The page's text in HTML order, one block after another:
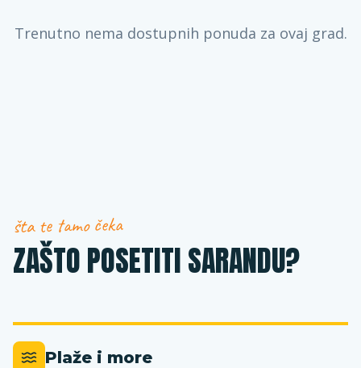
Trenutno nema dostupnih ponuda za ovaj grad.
šta te tamo čeka
ZAŠTO POSETITI SARANDU?
Plaže i more